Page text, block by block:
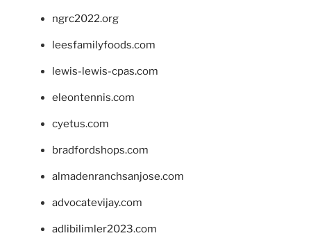
ngrc2022.org
leesfamilyfoods.com
lewis-lewis-cpas.com
eleontennis.com
cyetus.com
bradfordshops.com
almadenranchsanjose.com
advocatevijay.com
adlibilimler2023.com